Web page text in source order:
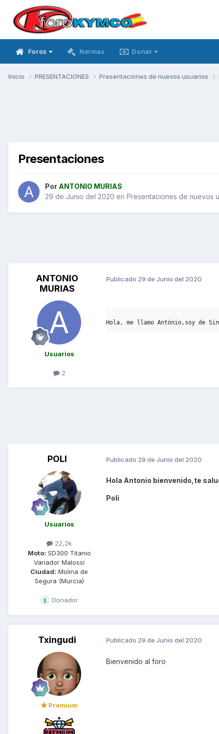
Foros Normas Donar
Inicio PRESENTACIONES Presentaciones de nuevos usuarios
Presentaciones
Por ANTONIO MURIAS
29 de Junio del 2020 en Presentaciones de nuevos
ANTONIO
MURIAS
Usuarios
2
Publicado 29 de Junio del 2020
Hola, me llamo António,soy de
POLI
Usuarios
22,2k
Moto: SD300 Titanio
Variador Malossi
Ciudad: Molina de
Segura (Murcia)
Donador
Publicado 29 de Junio del 2020
Hola Antonio bienvenido,te
Poli
Txingudi
Premium
Publicado 29 de Junio del 2020
Bienvenido al foro